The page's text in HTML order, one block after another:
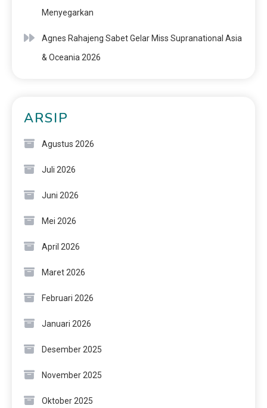
Menyegarkan
Agnes Rahajeng Sabet Gelar Miss Supranational Asia
& Oceania 2026
ARSIP
Agustus 2026
Juli 2026
Juni 2026
Mei 2026
April 2026
Maret 2026
Februari 2026
Januari 2026
Desember 2025
November 2025
Oktober 2025